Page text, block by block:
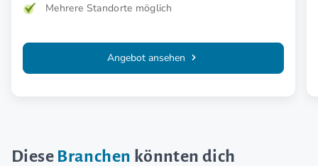
Mehrere Standorte möglich
Angebot ansehen
Diese Branchen könnten dich